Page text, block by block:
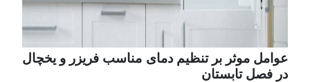
عوامل موثر بر تنظیم دمای مناسب فریزر و یخچال
در فصل تابستان